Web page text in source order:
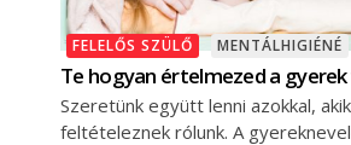
FELELŐS SZÜLŐ MENTÁLHIGIÉNÉ
Te hogyan értelmezed a
Szeretünk együtt lenni azokkal,
feltételeznek rólunk. A